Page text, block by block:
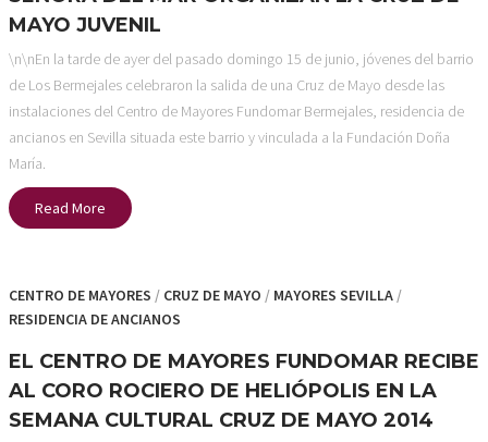
MAYO JUVENIL
\n\nEn la tarde de ayer del pasado domingo 15 de junio, jóvenes del barrio
de Los Bermejales celebraron la salida de una Cruz de Mayo desde las
instalaciones del Centro de Mayores Fundomar Bermejales, residencia de
ancianos en Sevilla situada este barrio y vinculada a la Fundación Doña
María.
Read More
CENTRO DE MAYORES / CRUZ DE MAYO / MAYORES SEVILLA /
RESIDENCIA DE ANCIANOS
EL CENTRO DE MAYORES FUNDOMAR RECIBE
AL CORO ROCIERO DE HELIÓPOLIS EN LA
SEMANA CULTURAL CRUZ DE MAYO 2014